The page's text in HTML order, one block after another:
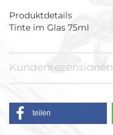
Produktdetails
Tinte im Glas 75ml
Kundenrezensionen
teilen